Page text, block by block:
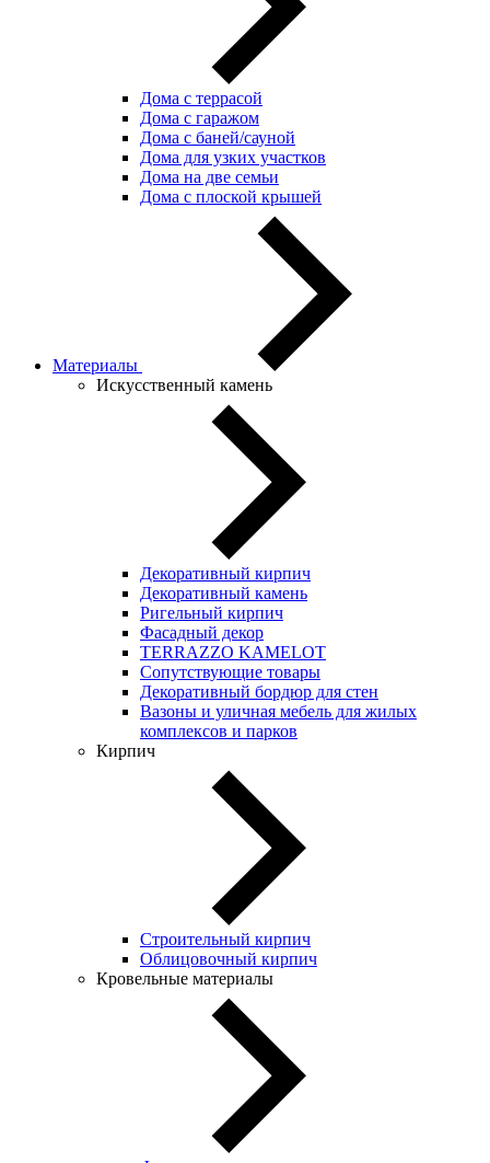
Дома с террасой
Дома с гаражом
Дома с баней/сауной
Дома для узких участков
Дома на две семьи
Дома с плоской крышей
Материалы
Искусственный камень
Декоративный кирпич
Декоративный камень
Ригельный кирпич
Фасадный декор
TERRAZZO KAMELOT
Сопутствующие товары
Декоративный бордюр для стен
Вазоны и уличная мебель для жилых
комплексов и парков
Кирпич
Строительный кирпич
Облицовочный кирпич
Кровельные материалы